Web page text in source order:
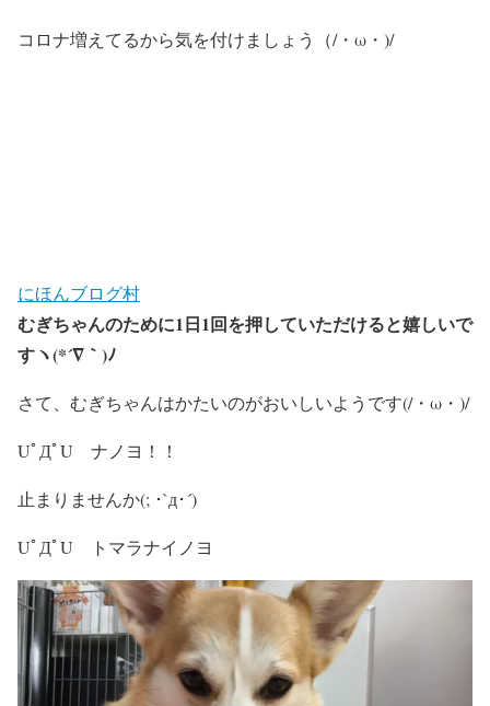
コロナ増えてるから気を付けましょう（/・ω・)/
にほんブログ村
むぎちゃんのために1日1回を押していただけると嬉しいで
すヽ(*´∇｀)ﾉ
さて、むぎちゃんはかたいのがおいしいようです(/・ω・)/
UﾟДﾟU ナノヨ！！
止まりませんか(; ･`д･´)
UﾟДﾟU トマラナイノヨ